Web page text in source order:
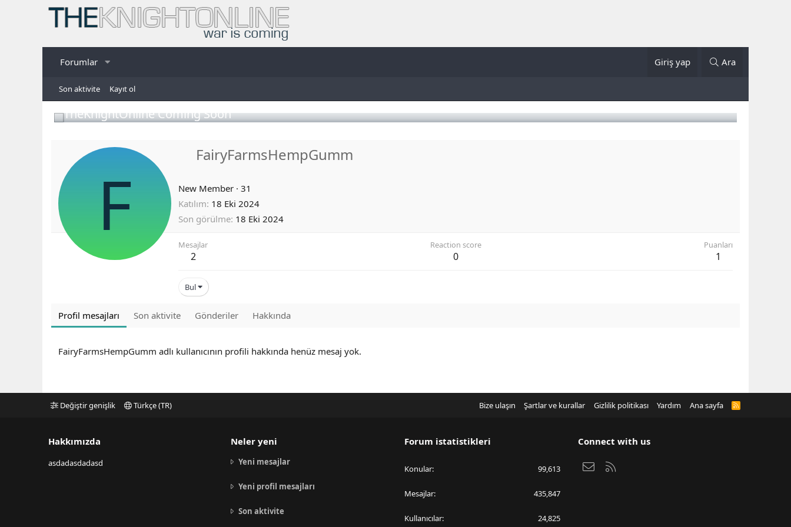
Forumlar Giriş yap Ara
Son aktivite Kayıt ol
TheKnightOnline Coming Soon
F
FairyFarmsHempGumm
New Member · 31
Katılım 18 Eki 2024
Son görülme 18 Eki 2024
Mesajlar
2
Reaction score
0
Puanları
1
Bul
Profil mesajları Son aktivite Gönderiler Hakkında
FairyFarmsHempGumm adlı kullanıcının profili hakkında henüz mesaj yok.
Değiştir genişlik Türkçe (TR) Bize ulaşın Şartlar ve kurallar Gizlilik politikası Yardım Ana sayfa
R
Hakkımızda
asdadasdadasd
Neler yeni
Yeni mesajlar
Yeni profil mesajları
Son aktivite
Forum istatistikleri
Konular 99,613
Mesajlar 435,847
Kullanıcılar 24,825
Connect with us
Bize ulaşın